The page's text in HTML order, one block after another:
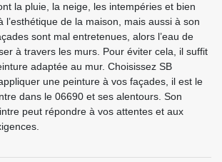
la pluie, la neige, les intempéries et bien
l’esthétique de la maison, mais aussi à son
sont mal entretenues, alors l’eau de
à travers les murs. Pour éviter cela, il suffit
adaptée au mur. Choisissez SB
une peinture à vos façades, il est le
dans le 06690 et ses alentours. Son
peut répondre à vos attentes et aux